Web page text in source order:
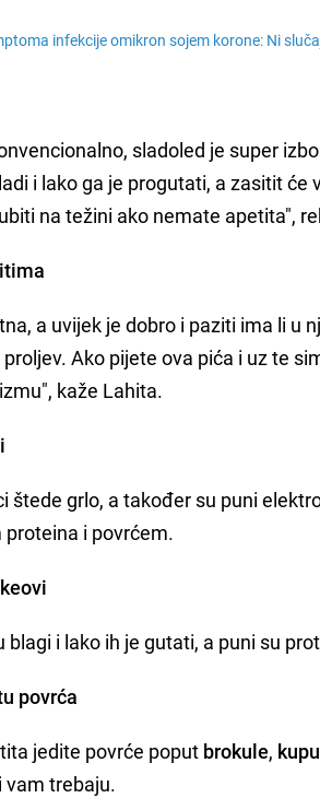
infekcije omikron sojem korone: Ni
sladoled je super
i lako ga je progutati, a zasitit
na težini ako nemate apetita",
a uvijek je dobro i paziti ima li u
Ako pijete ova pića i uz te
kaže Lahita.
štede grlo, a također su puni
i povrćem.
blagi i lako ih je gutati, a puni su
povrća
jedite povrće poput brokule,
vam trebaju.